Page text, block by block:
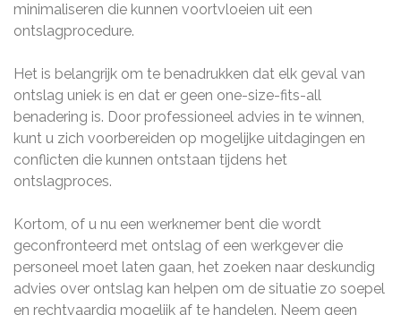
minimaliseren die kunnen voortvloeien uit een
ontslagprocedure.
Het is belangrijk om te benadrukken dat elk geval van
ontslag uniek is en dat er geen one-size-fits-all
benadering is. Door professioneel advies in te winnen,
kunt u zich voorbereiden op mogelijke uitdagingen en
conflicten die kunnen ontstaan tijdens het
ontslagproces.
Kortom, of u nu een werknemer bent die wordt
geconfronteerd met ontslag of een werkgever die
personeel moet laten gaan, het zoeken naar deskundig
advies over ontslag kan helpen om de situatie zo soepel
en rechtvaardig mogelijk af te handelen. Neem geen